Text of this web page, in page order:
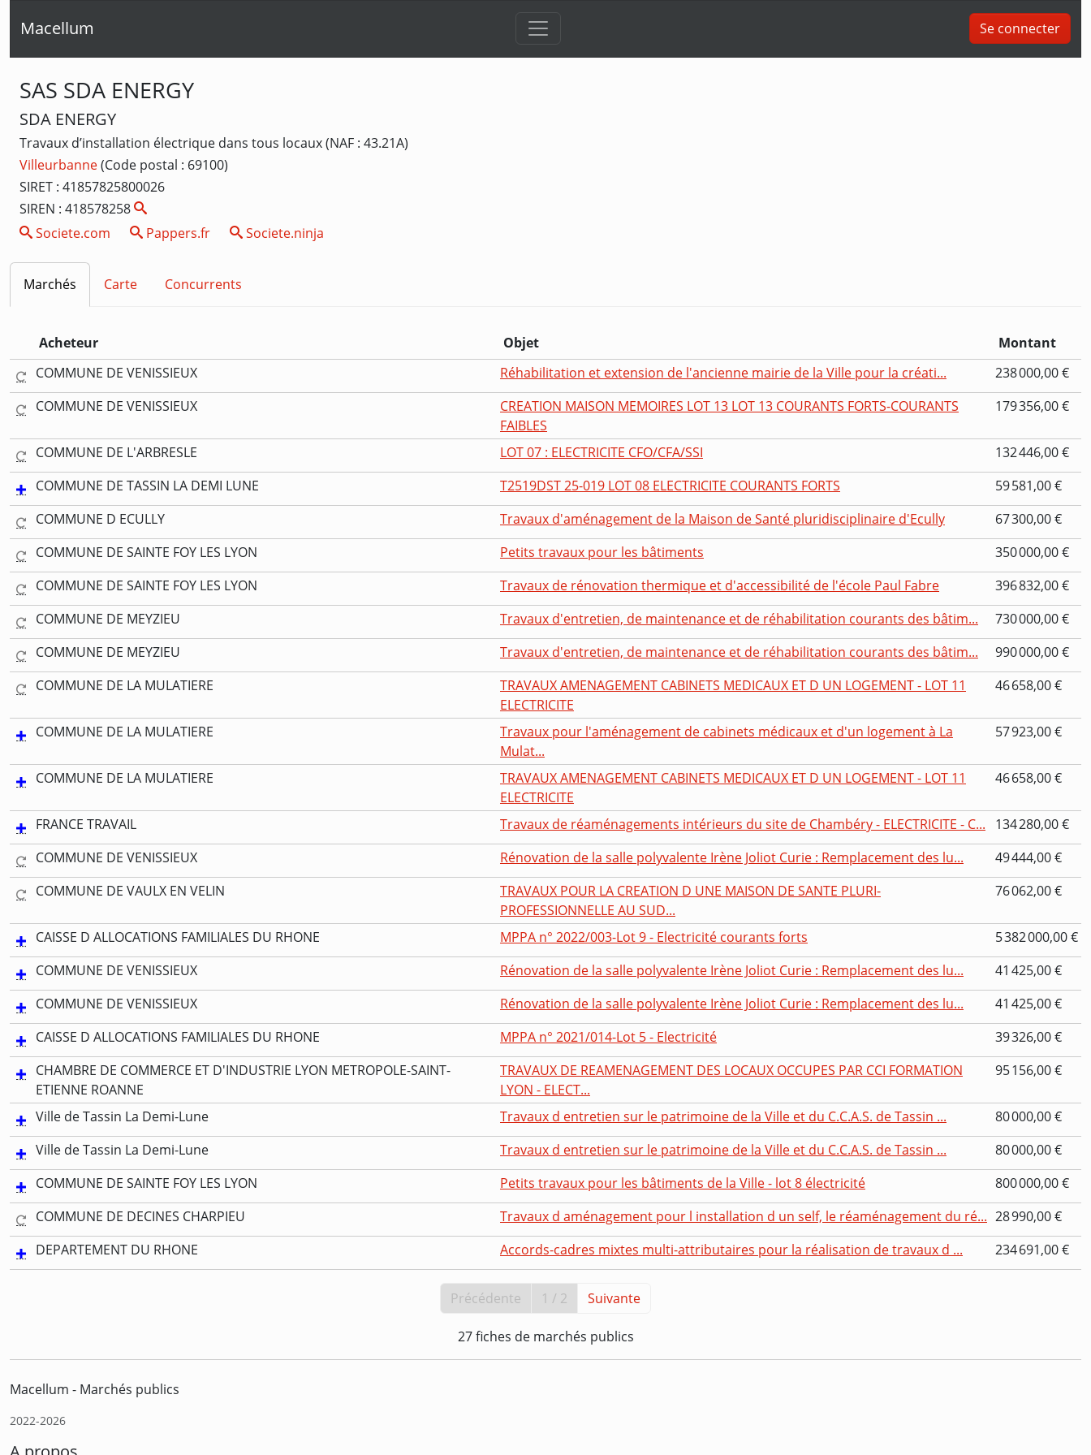
Macellum Se connecter
SAS SDA ENERGY
SDA ENERGY
Travaux d’installation électrique dans tous locaux (NAF : 43.21A)
Villeurbanne(Code postal : 69100)
SIRET : 41857825800026
SIREN : 418578258
Societe.com
Pappers.fr Societe.ninja
Marchés Carte Concurrents
Acheteur Objet
Montant
COMMUNE DE VENISSIEUX
Réhabilitation et extension de l'ancienne mairie de la Ville pour la créati...
238 000,00 €
COMMUNE DE VENISSIEUX
CREATION MAISON MEMOIRES LOT 13 LOT 13 COURANTS FORTS-COURANTS
FAIBLES
179 356,00 €
COMMUNE DE L'ARBRESLE LOT 07 : ELECTRICITE CFO/CFA/SSI
132 446,00 €
COMMUNE DE TASSIN LA DEMI LUNE
T2519DST 25-019 LOT 08 ELECTRICITE COURANTS FORTS
59 581,00 €
COMMUNE D ECULLY
Travaux d'aménagement de la Maison de Santé pluridisciplinaire d'Ecully
67 300,00 €
COMMUNE DE SAINTE FOY LES LYON
Petits travaux pour les bâtiments
350 000,00 €
COMMUNE DE SAINTE FOY LES LYON
Travaux de rénovation thermique et d'accessibilité de l'école Paul Fabre
396 832,00 €
COMMUNE DE MEYZIEU
Travaux d'entretien, de maintenance et de réhabilitation courants des bâtim...
730 000,00 €
COMMUNE DE MEYZIEU
Travaux d'entretien, de maintenance et de réhabilitation courants des bâtim...
990 000,00 €
COMMUNE DE LA MULATIERE
TRAVAUX AMENAGEMENT CABINETS MEDICAUX ET D UN LOGEMENT - LOT 11
ELECTRICITE
46 658,00 €
COMMUNE DE LA MULATIERE
Travaux pour l'aménagement de cabinets médicaux et d'un logement à La
Mulat...
57 923,00 €
COMMUNE DE LA MULATIERE
TRAVAUX AMENAGEMENT CABINETS MEDICAUX ET D UN LOGEMENT - LOT 11
ELECTRICITE
46 658,00 €
FRANCE TRAVAIL Travaux de réaménagements intérieurs du site de Chambéry - ELECTRICITE - C...
134 280,00 €
COMMUNE DE VENISSIEUX
Rénovation de la salle polyvalente Irène Joliot Curie : Remplacement des lu...
49 444,00 €
COMMUNE DE VAULX EN VELIN
TRAVAUX POUR LA CREATION D UNE MAISON DE SANTE PLURI-
PROFESSIONNELLE AU SUD...
76 062,00 €
CAISSE D ALLOCATIONS FAMILIALES DU RHONE MPPA n° 2022/003-Lot 9 - Electricité courants forts
5 382 000,00 €
COMMUNE DE VENISSIEUX
Rénovation de la salle polyvalente Irène Joliot Curie : Remplacement des lu...
41 425,00 €
COMMUNE DE VENISSIEUX
Rénovation de la salle polyvalente Irène Joliot Curie : Remplacement des lu...
41 425,00 €
CAISSE D ALLOCATIONS FAMILIALES DU RHONE
MPPA n° 2021/014-Lot 5 - Electricité
39 326,00 €
CHAMBRE DE COMMERCE ET D'INDUSTRIE LYON METROPOLE-SAINT-
ETIENNE ROANNE
TRAVAUX DE REAMENAGEMENT DES LOCAUX OCCUPES PAR CCI FORMATION
LYON - ELECT...
95 156,00 €
Ville de Tassin La Demi-Lune Travaux d entretien sur le patrimoine de la Ville et du C.C.A.S. de Tassin ...
80 000,00 €
Ville de Tassin La Demi-Lune
Travaux d entretien sur le patrimoine de la Ville et du C.C.A.S. de Tassin ...
80 000,00 €
COMMUNE DE SAINTE FOY LES LYON
Petits travaux pour les bâtiments de la Ville - lot 8 électricité
800 000,00 €
COMMUNE DE DECINES CHARPIEU
Travaux d aménagement pour l installation d un self, le réaménagement du ré... 28 990,00 €
DEPARTEMENT DU RHONE
Accords-cadres mixtes multi-attributaires pour la réalisation de travaux d ... 234 691,00 €
Précédente 1 / 2 Suivante
27 fiches de marchés publics
Macellum - Marchés publics
2022-2026